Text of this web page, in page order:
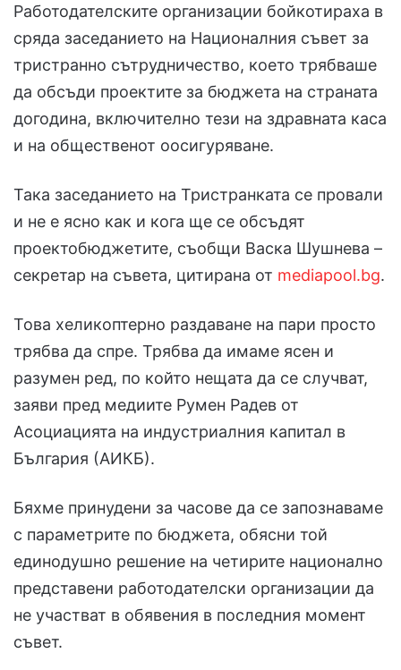
Работодателските организации бойкотираха в
сряда заседанието на Националния съвет за
тристранно сътрудничество, което трябваше
да обсъди проектите за бюджета на страната
догодина, включително тези на здравната каса
и на общественот оосигуряване.
Така заседанието на Тристранката се провали
и не е ясно как и кога ще се обсъдят
проектобюджетите, съобщи Васка Шушнева –
секретар на съвета, цитирана от mediapool.bg.
Това хеликоптерно раздаване на пари просто
трябва да спре. Трябва да имаме ясен и
разумен ред, по който нещата да се случват,
заяви пред медиите Румен Радев от
Асоциацията на индустриалния капитал в
България (АИКБ).
Бяхме принудени за часове да се запознаваме
с параметрите по бюджета, обясни той
единодушно решение на четирите национално
представени работодателски организации да
не участват в обявения в последния момент
съвет.